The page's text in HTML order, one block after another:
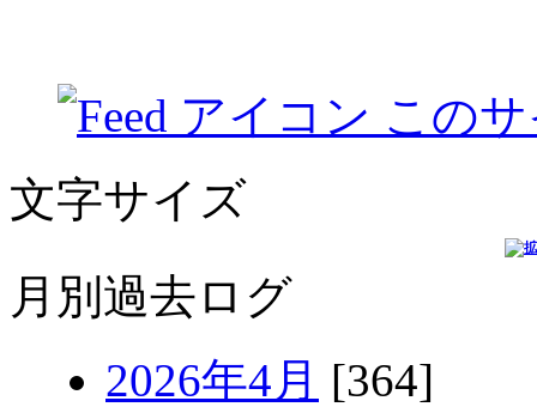
この
文字サイズ
月別過去ログ
2026年4月 [364]